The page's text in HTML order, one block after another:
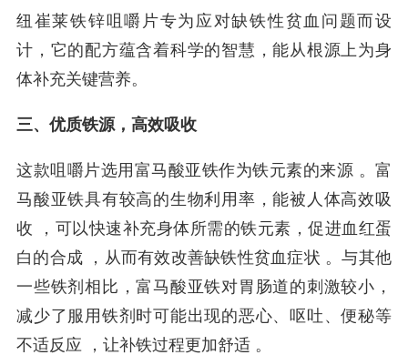
纽崔莱铁锌咀嚼片专为应对缺铁性贫血问题而设
计，它的配方蕴含着科学的智慧，能从根源上为身
体补充关键营养。
三、优质铁源，高效吸收
这款咀嚼片选用富马酸亚铁作为铁元素的来源 。富
马酸亚铁具有较高的生物利用率，能被人体高效吸
收 ，可以快速补充身体所需的铁元素，促进血红蛋
白的合成 ，从而有效改善缺铁性贫血症状 。与其他
一些铁剂相比，富马酸亚铁对胃肠道的刺激较小，
减少了服用铁剂时可能出现的恶心、呕吐、便秘等
不适反应 ，让补铁过程更加舒适 。